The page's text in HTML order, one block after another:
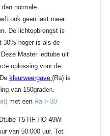
normale
ook geen last meer
De lichtopbrengst is
30% hoger is als de
Master ledtube uit
oplossing voor de
kleurweergave (Ra) is
van 150graden.
met een Ra > 80
T5 HF HO 49W
van 50.000 uur. Tot